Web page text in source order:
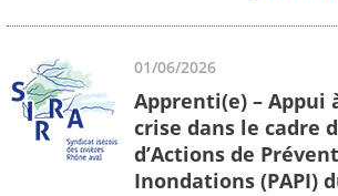
01/06/2026
Apprenti(e) – Appui
crise dans le cadre
d’Actions de
Inondations (PAPI)